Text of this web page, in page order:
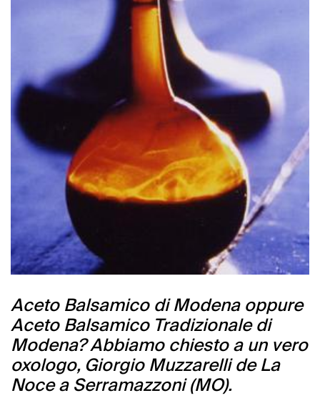
Aceto Balsamico di Modena oppure
Aceto Balsamico Tradizionale di
Modena? Abbiamo chiesto a un vero
oxologo, Giorgio Muzzarelli de La
Noce a Serramazzoni (MO).